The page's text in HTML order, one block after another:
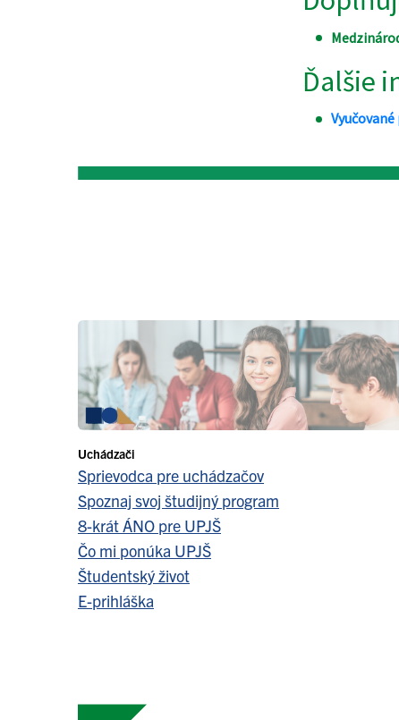
Uchádzači
Sprievodca pre uchádzačov
Spoznaj svoj študijný program
8-krát ÁNO pre UPJŠ
Čo mi ponúka UPJŠ
Študentský život
E-prihláška